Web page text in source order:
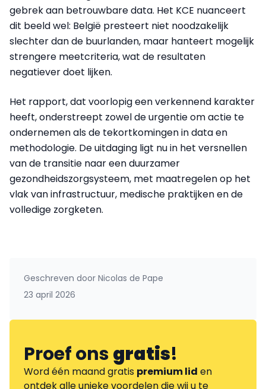
gebrek aan betrouwbare data. Het KCE nuanceert
dit beeld wel: België presteert niet noodzakelijk
slechter dan de buurlanden, maar hanteert mogelijk
strengere meetcriteria, wat de resultaten
negatiever doet lijken.
Het rapport, dat voorlopig een verkennend karakter
heeft, onderstreept zowel de urgentie om actie te
ondernemen als de tekortkomingen in data en
methodologie. De uitdaging ligt nu in het versnellen
van de transitie naar een duurzamer
gezondheidszorgsysteem, met maatregelen op het
vlak van infrastructuur, medische praktijken en de
volledige zorgketen.
Geschreven door Nicolas de Pape
23 april 2026
Proef onsgratis!
Word één maand gratis premium lid en
ontdek alle unieke voordelen die wij u te